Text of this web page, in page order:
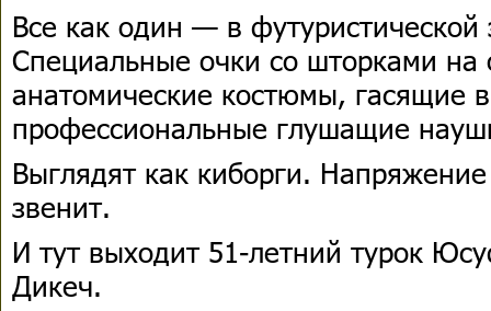
Все как один — в футуристической
Специальные очки со шторками на
анатомические костюмы, гасящие
профессиональные глушащие
Выглядят как киборги.
звенит.
И тут выходит 51-летний турок
Дикеч.